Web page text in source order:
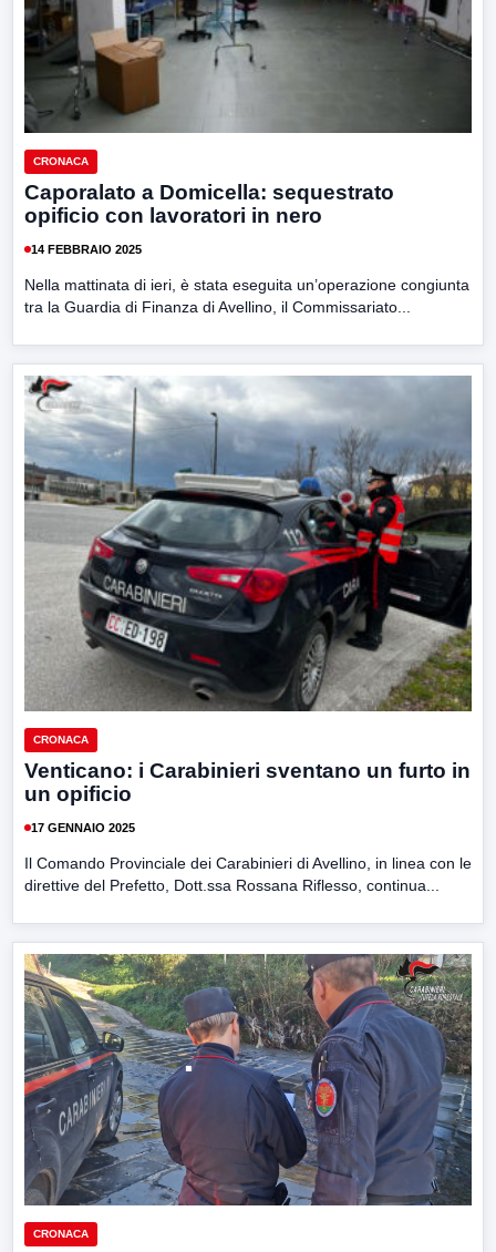
CRONACA
Caporalato a Domicella: sequestrato
opificio con lavoratori in nero
14 FEBBRAIO 2025
Nella mattinata di ieri, è stata eseguita un’operazione congiunta
tra la Guardia di Finanza di Avellino, il Commissariato...
CRONACA
Venticano: i Carabinieri sventano un furto in
un opificio
17 GENNAIO 2025
Il Comando Provinciale dei Carabinieri di Avellino, in linea con le
direttive del Prefetto, Dott.ssa Rossana Riflesso, continua...
CRONACA